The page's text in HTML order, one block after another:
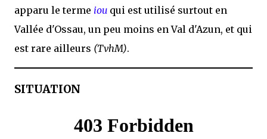
apparu le terme iou qui est utilisé surtout en
Vallée d'Ossau, un peu moins en Val d'Azun, et qui
est rare ailleurs (TvhM).
SITUATION